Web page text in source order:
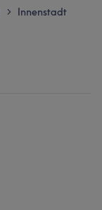
> Innenstadt